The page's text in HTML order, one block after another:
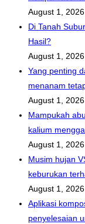
August 1, 2026
Di Tanah
Hasil?
August 1, 2026
Yang penting
menanam
August 1, 2026
Mampukah
kalium
August 1, 2026
Musim hujan
keburukan
August 1, 2026
Aplikasi
penyelesaian